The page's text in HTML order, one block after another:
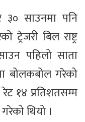
साउनमा पनि
बिल राष्ट्र
पहिलो साता
बोलकबोल गरेको
१४ प्रतिशतसम्म
थियो ।